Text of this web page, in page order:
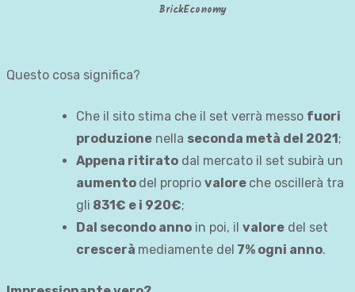
BrickEconomy
Questo cosa significa?
Che il sito stima che il set verrà messo fuori
produzione nella seconda metà del 2021 ;
Appena ritirato dal mercato il set subirà un
aumento del proprio valore che oscillerà tra
gli 831€ e i 920€;
Dal secondo anno in poi, il valore del set
crescerà mediamente del 7% ogni anno.